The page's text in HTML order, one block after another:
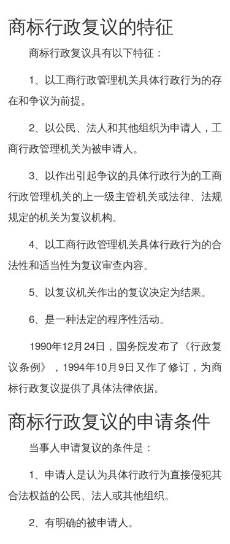
商标行政复议的特征
商标行政复议具有以下特征：
1、以工商行政管理机关具体行政行为的存
在和争议为前提。
2、以公民、法人和其他组织为申请人，工
商行政管理机关为被申请人。
3、以作出引起争议的具体行政行为的工商
行政管理机关的上一级主管机关或法律、法规
规定的机关为复议机构。
4、以工商行政管理机关具体行政行为的合
法性和适当性为复议审查内容。
5、以复议机关作出的复议决定为结果。
6、是一种法定的程序性活动。
1990年12月24日，国务院发布了《行政复
议条例》，1994年10月9日又作了修订，为商
标行政复议提供了具体法律依据。
商标行政复议的申请条件
当事人申请复议的条件是：
1、申请人是认为具体行政行为直接侵犯其
合法权益的公民、法人或其他组织。
2、有明确的被申请人。